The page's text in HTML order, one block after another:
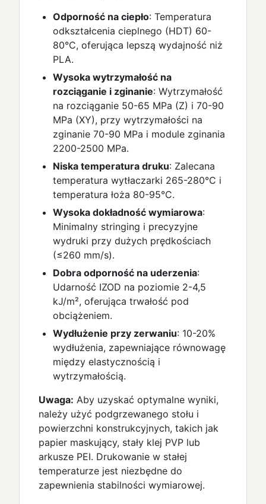
Odporność na ciepło: Temperatura
odkształcenia cieplnego (HDT) 60-
80°C, oferująca lepszą wydajność niż
PLA.
Wysoka wytrzymałość na
rozciąganie i zginanie: Wytrzymałość
na rozciąganie 50-65 MPa (Z) i 70-90
MPa (XY), przy wytrzymałości na
zginanie 70-90 MPa i module zginania
2200-2500 MPa.
Niska temperatura druku: Zalecana
temperatura wytłaczarki 265-280°C i
temperatura łoża 80-95°C.
Wysoka dokładność wymiarowa:
Minimalny stringing i precyzyjne
wydruki przy dużych prędkościach
(≤260 mm/s).
Dobra odporność na uderzenia:
Udarność IZOD na poziomie 2-4,5
kJ/m², oferująca trwałość pod
obciążeniem.
Wydłużenie przy zerwaniu: 10-20%
wydłużenia, zapewniające równowagę
między elastycznością i
wytrzymałością.
Uwaga: Aby uzyskać optymalne wyniki,
należy użyć podgrzewanego stołu i
powierzchni konstrukcyjnych, takich jak
papier maskujący, stały klej PVP lub
arkusze PEI. Drukowanie w stałej
temperaturze jest niezbędne do
zapewnienia stabilności wymiarowej.